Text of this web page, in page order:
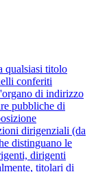
qualsiasi titolo
conferiti
di indirizzo
pubbliche di
dirigenziali (da
distinguano le
dirigenti
titolari di